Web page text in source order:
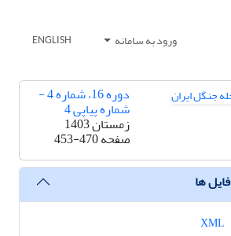
ورود به سامانه ENGLISH
دوره 16، شماره 4 -
شماره پیاپی 4
زمستان 1403
صفحه453-470
فایل ها